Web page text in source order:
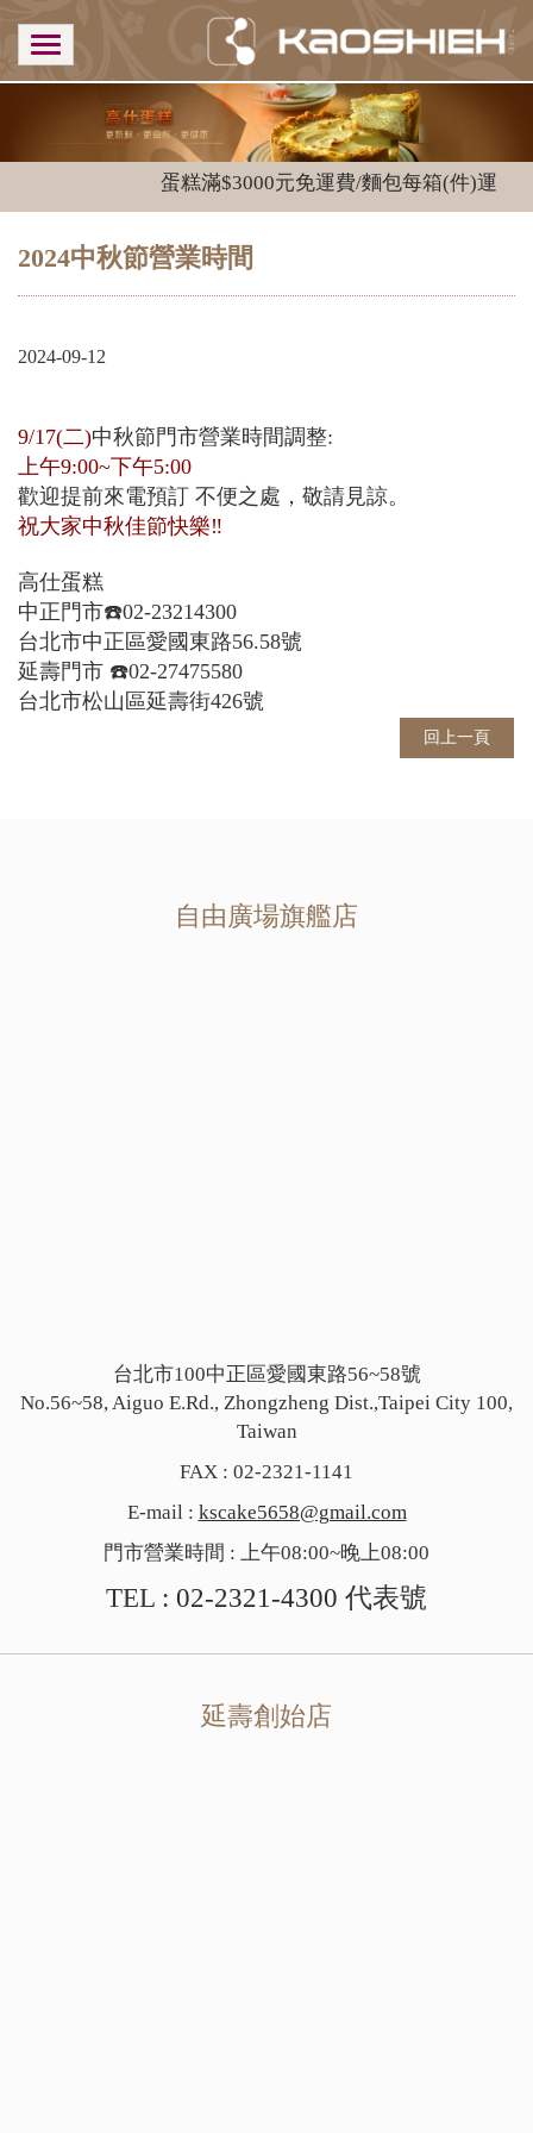
蛋糕滿$3000元免運費/麵包每箱(件)運費
2024中秋節營業時間
2024-09-12
9/17(二)中秋節門市營業時間調整:
上午9:00~下午5:00
歡迎提前來電預訂 不便之處，敬請見諒。
祝大家中秋佳節快樂‼️
高仕蛋糕
中正門市☎️02-23214300
台北市中正區愛國東路56.58號
延壽門市 ☎️02-27475580
台北市松山區延壽街426號
回上一頁
自由廣場旗艦店
台北市100中正區愛國東路56~58號
No.56~58, Aiguo E.Rd., Zhongzheng Dist.,Taipei City 100,
Taiwan
FAX : 02-2321-1141
E-mail : kscake5658@gmail.com
門市營業時間 : 上午08:00~晚上08:00
TEL : 02-2321-4300 代表號
延壽創始店